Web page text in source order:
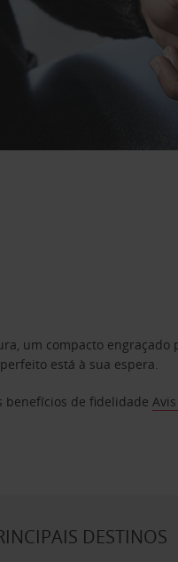
um compacto
está à sua espera.
benefícios de fidelidade
DESTINOS